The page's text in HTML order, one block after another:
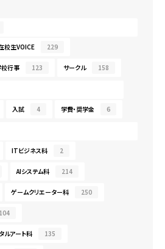
校生VOICE 229
校行事 123 サークル 158
入試 4 学費・奨学金 6
ITビジネス科 2
AIシステム科 214
ゲームクリエーター科 250
104
ルアート科 135